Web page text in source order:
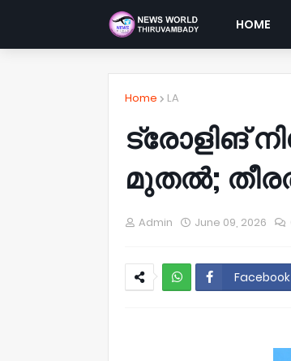
HOME
Home LA
ട്രോളിങ്
മുതൽ;
Admin June 09, 2026
Facebook